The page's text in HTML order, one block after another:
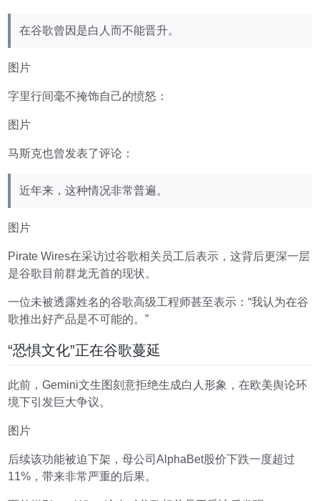
在谷歌曾因是白人而不能晋升。
图片
字里行间毫不掩饰自己的愤怒：
图片
马斯克也曾发表了评论：
近年来，这种情况非常普遍。
图片
Pirate Wires在采访过谷歌相关员工后表示，这背后更深一层
是谷歌目前群龙无首的现状。
一位未被透露姓名的谷歌高级工程师甚至表示：“我认为在谷
歌推出好产品是不可能的。”
“恐惧文化”正在谷歌蔓延
此前，Gemini文生图刻意拒绝生成白人形象，在欧美舆论环
境下引发巨大争议。
图片
后续该功能被迫下架，母公司AlphaBet股价下跌一度超过
11%，带来非常严重的后果。